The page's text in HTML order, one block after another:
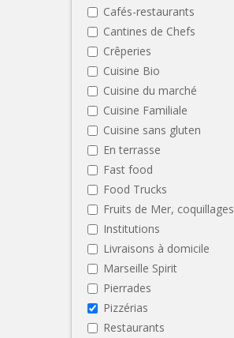
Cafés-restaurants
Cantines de Chefs
Crêperies
Cuisine Bio
Cuisine du marché
Cuisine Familiale
Cuisine sans gluten
En terrasse
Fast food
Food Trucks
Fruits de Mer, coquillages
Institutions
Livraisons à domicile
Marseille Spirit
Pierrades
Pizzérias
Restaurants